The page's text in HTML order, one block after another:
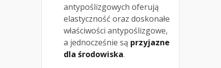
antypoślizgowych oferują
elastyczność oraz doskonałe
właściwości antypoślizgowe,
a jednocześnie są przyjazne
dla środowiska.